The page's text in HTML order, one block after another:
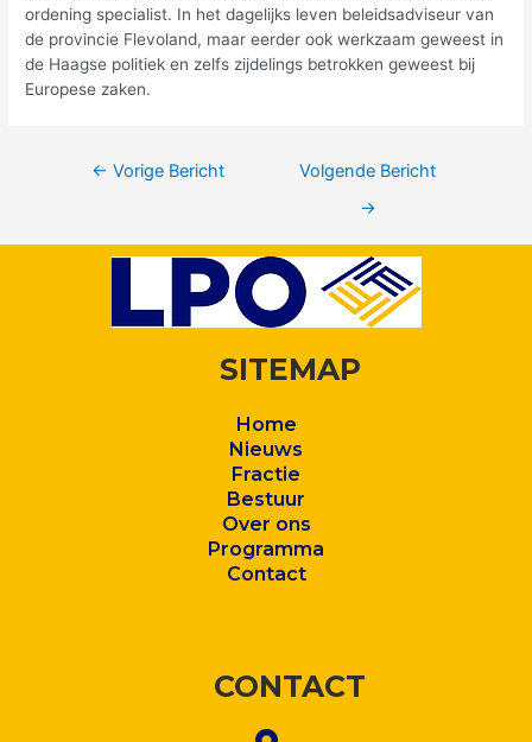
ordening specialist. In het dagelijks leven beleidsadviseur van
de provincie Flevoland, maar eerder ook werkzaam geweest in
de Haagse politiek en zelfs zijdelings betrokken geweest bij
Europese zaken.
← Vorige Bericht
Volgende Bericht
→
SITEMAP
Home
Nieuws
Fractie
Bestuur
Over ons
Programma
Contact
CONTACT